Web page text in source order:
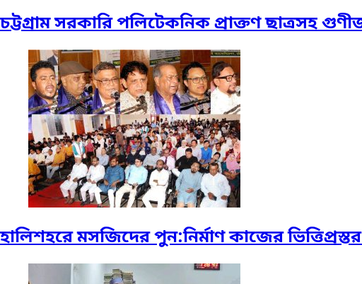
চট্টগ্রাম সরকারি পলিটেকনিক প্রাক্তণ ছাত্রসহ
হালিশহরে মসজিদের পুন:নির্মাণ কাজের